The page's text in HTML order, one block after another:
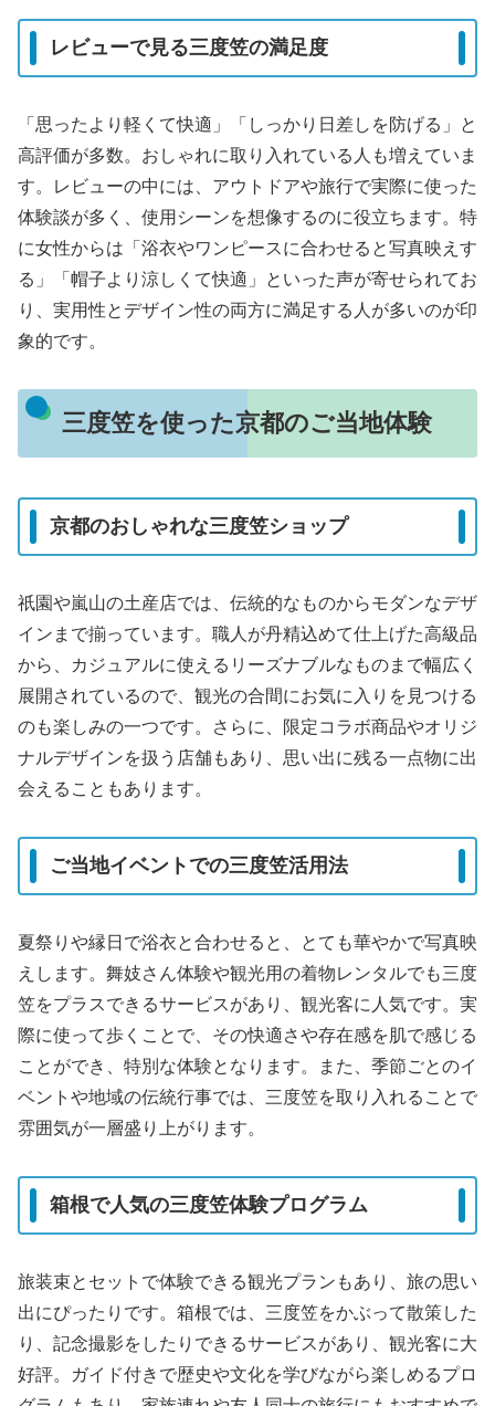
レビューで見る三度笠の満足度
「思ったより軽くて快適」「しっかり日差しを防げる」と
高評価が多数。おしゃれに取り入れている人も増えていま
す。レビューの中には、アウトドアや旅行で実際に使った
体験談が多く、使用シーンを想像するのに役立ちます。特
に女性からは「浴衣やワンピースに合わせると写真映えす
る」「帽子より涼しくて快適」といった声が寄せられてお
り、実用性とデザイン性の両方に満足する人が多いのが印
象的です。
三度笠を使った京都のご当地体験
京都のおしゃれな三度笠ショップ
祇園や嵐山の土産店では、伝統的なものからモダンなデザ
インまで揃っています。職人が丹精込めて仕上げた高級品
から、カジュアルに使えるリーズナブルなものまで幅広く
展開されているので、観光の合間にお気に入りを見つける
のも楽しみの一つです。さらに、限定コラボ商品やオリジ
ナルデザインを扱う店舗もあり、思い出に残る一点物に出
会えることもあります。
ご当地イベントでの三度笠活用法
夏祭りや縁日で浴衣と合わせると、とても華やかで写真映
えします。舞妓さん体験や観光用の着物レンタルでも三度
笠をプラスできるサービスがあり、観光客に人気です。実
際に使って歩くことで、その快適さや存在感を肌で感じる
ことができ、特別な体験となります。また、季節ごとのイ
ベントや地域の伝統行事では、三度笠を取り入れることで
雰囲気が一層盛り上がります。
箱根で人気の三度笠体験プログラム
旅装束とセットで体験できる観光プランもあり、旅の思い
出にぴったりです。箱根では、三度笠をかぶって散策した
り、記念撮影をしたりできるサービスがあり、観光客に大
好評。ガイド付きで歴史や文化を学びながら楽しめるプロ